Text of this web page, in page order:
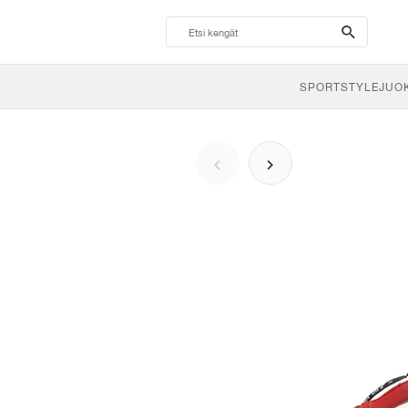
search-
btn
SPORTSTYLE